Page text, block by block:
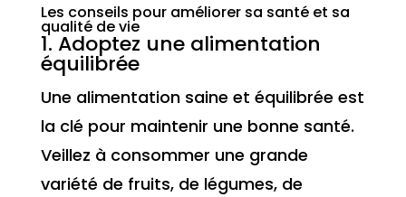
Les conseils pour améliorer sa santé et sa
qualité de vie
1. Adoptez une alimentation
équilibrée
Une alimentation saine et équilibrée est
la clé pour maintenir une bonne santé.
Veillez à consommer une grande
variété de fruits, de légumes, de